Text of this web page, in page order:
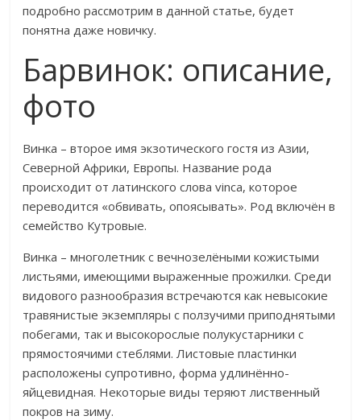
подробно рассмотрим в данной статье, будет
понятна даже новичку.
Барвинок: описание,
фото
Винка – второе имя экзотического гостя из Азии,
Северной Африки, Европы. Название рода
происходит от латинского слова vinca, которое
переводится «обвивать, опоясывать». Род включён в
семейство Кутровые.
Винка – многолетник с вечнозелёными кожистыми
листьями, имеющими выраженные прожилки. Среди
видового разнообразия встречаются как невысокие
травянистые экземпляры с ползучими приподнятыми
побегами, так и высокорослые полукустарники с
прямостоячими стеблями. Листовые пластинки
расположены супротивно, форма удлинённо-
яйцевидная. Некоторые виды теряют лиственный
покров на зиму.